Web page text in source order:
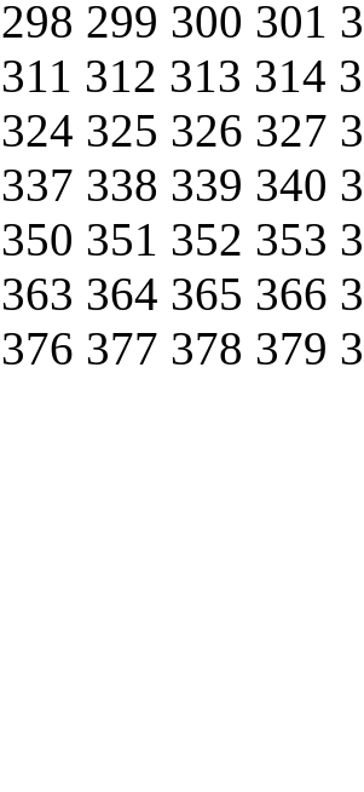
298 299 300 301
311 312 313 314
324 325 326 327
337 338 339 340
350 351 352 353
363 364 365 366
376 377 378 379